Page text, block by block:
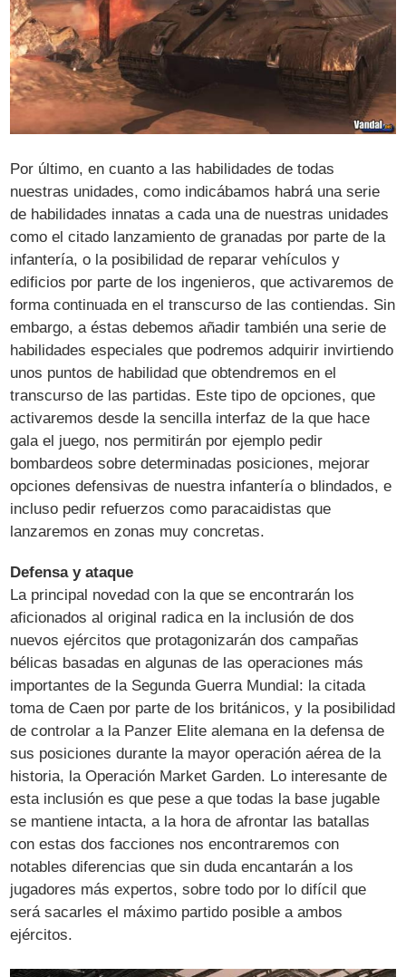
Por último, en cuanto a las habilidades de todas
nuestras unidades, como indicábamos habrá una serie
de habilidades innatas a cada una de nuestras unidades
como el citado lanzamiento de granadas por parte de la
infantería, o la posibilidad de reparar vehículos y
edificios por parte de los ingenieros, que activaremos de
forma continuada en el transcurso de las contiendas. Sin
embargo, a éstas debemos añadir también una serie de
habilidades especiales que podremos adquirir invirtiendo
unos puntos de habilidad que obtendremos en el
transcurso de las partidas. Este tipo de opciones, que
activaremos desde la sencilla interfaz de la que hace
gala el juego, nos permitirán por ejemplo pedir
bombardeos sobre determinadas posiciones, mejorar
opciones defensivas de nuestra infantería o blindados, e
incluso pedir refuerzos como paracaidistas que
lanzaremos en zonas muy concretas.
Defensa y ataque
La principal novedad con la que se encontrarán los
aficionados al original radica en la inclusión de dos
nuevos ejércitos que protagonizarán dos campañas
bélicas basadas en algunas de las operaciones más
importantes de la Segunda Guerra Mundial: la citada
toma de Caen por parte de los británicos, y la posibilidad
de controlar a la Panzer Elite alemana en la defensa de
sus posiciones durante la mayor operación aérea de la
historia, la Operación Market Garden. Lo interesante de
esta inclusión es que pese a que todas la base jugable
se mantiene intacta, a la hora de afrontar las batallas
con estas dos facciones nos encontraremos con
notables diferencias que sin duda encantarán a los
jugadores más expertos, sobre todo por lo difícil que
será sacarles el máximo partido posible a ambos
ejércitos.